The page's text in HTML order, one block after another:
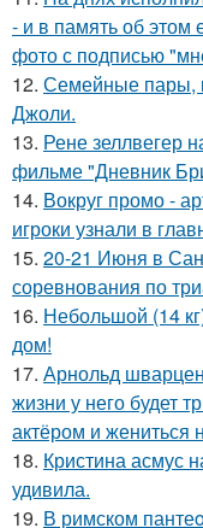
- и в память об этом
фото с подписью
12. Семейные пары,
Джоли.
13. Рене зеллвегер
фильме "Дневник
14. Вокруг промо -
игроки узнали в
15. 20-21 Июня в
соревнования по
16. Небольшой (14
дом!
17. Арнольд
жизни у него будет
актёром и жениться
18. Кристина асмус
удивила.
19. В римском